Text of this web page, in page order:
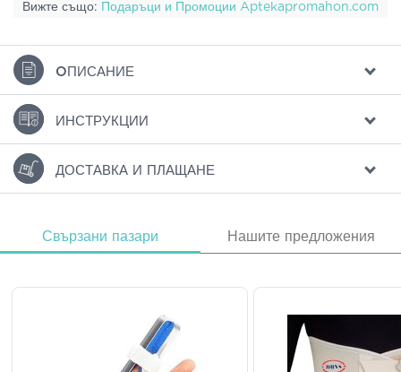
Вижте също: Подаръци и Промоции Aptekapromahon.com
ΟПИСАНИЕ
ИНСТРУКЦИИ
ДОСТАВКА И ПЛАЩАНЕ
Свързани пазари Нашите предложения